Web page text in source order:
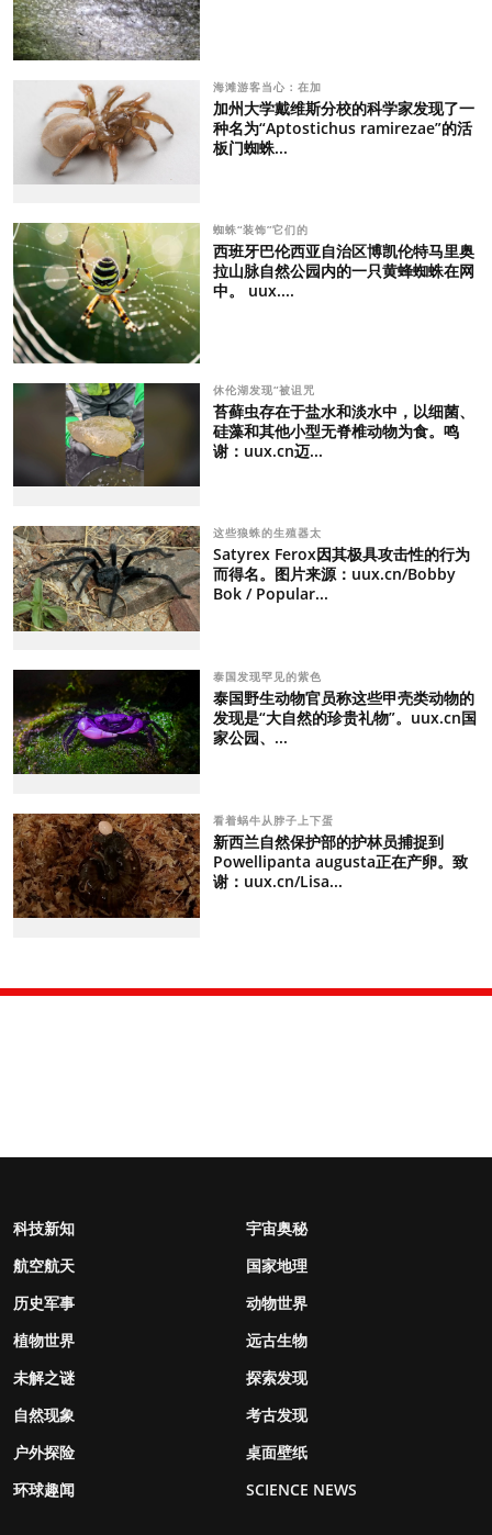
海滩游客当心：在加
加州大学戴维斯分校的科学家发现了一
种名为“Aptostichus ramirezae”的活
板门蜘蛛...
蜘蛛“装饰”它们的
西班牙巴伦西亚自治区博凯伦特马里奥
拉山脉自然公园内的一只黄蜂蜘蛛在网
中。 uux....
休伦湖发现“被诅咒
苔藓虫存在于盐水和淡水中，以细菌、
硅藻和其他小型无脊椎动物为食。鸣
谢：uux.cn迈...
这些狼蛛的生殖器太
Satyrex Ferox因其极具攻击性的行为
而得名。图片来源：uux.cn/Bobby
Bok / Popular...
泰国发现罕见的紫色
泰国野生动物官员称这些甲壳类动物的
发现是“大自然的珍贵礼物”。uux.cn国
家公园、...
看着蜗牛从脖子上下蛋
新西兰自然保护部的护林员捕捉到
Powellipanta augusta正在产卵。致
谢：uux.cn/Lisa...
科技新知
宇宙奥秘
航空航天
国家地理
历史军事
动物世界
植物世界
远古生物
未解之谜
探索发现
自然现象
考古发现
户外探险
桌面壁纸
环球趣闻
SCIENCE NEWS